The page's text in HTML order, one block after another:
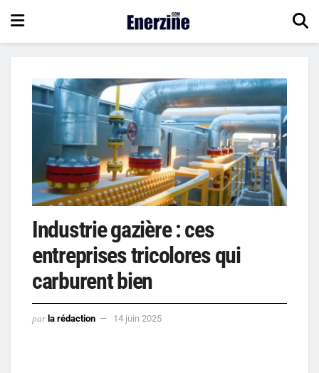
Industrie gazière : ces
entreprises tricolores qui
carburent bien
par la rédaction 14 juin 2025